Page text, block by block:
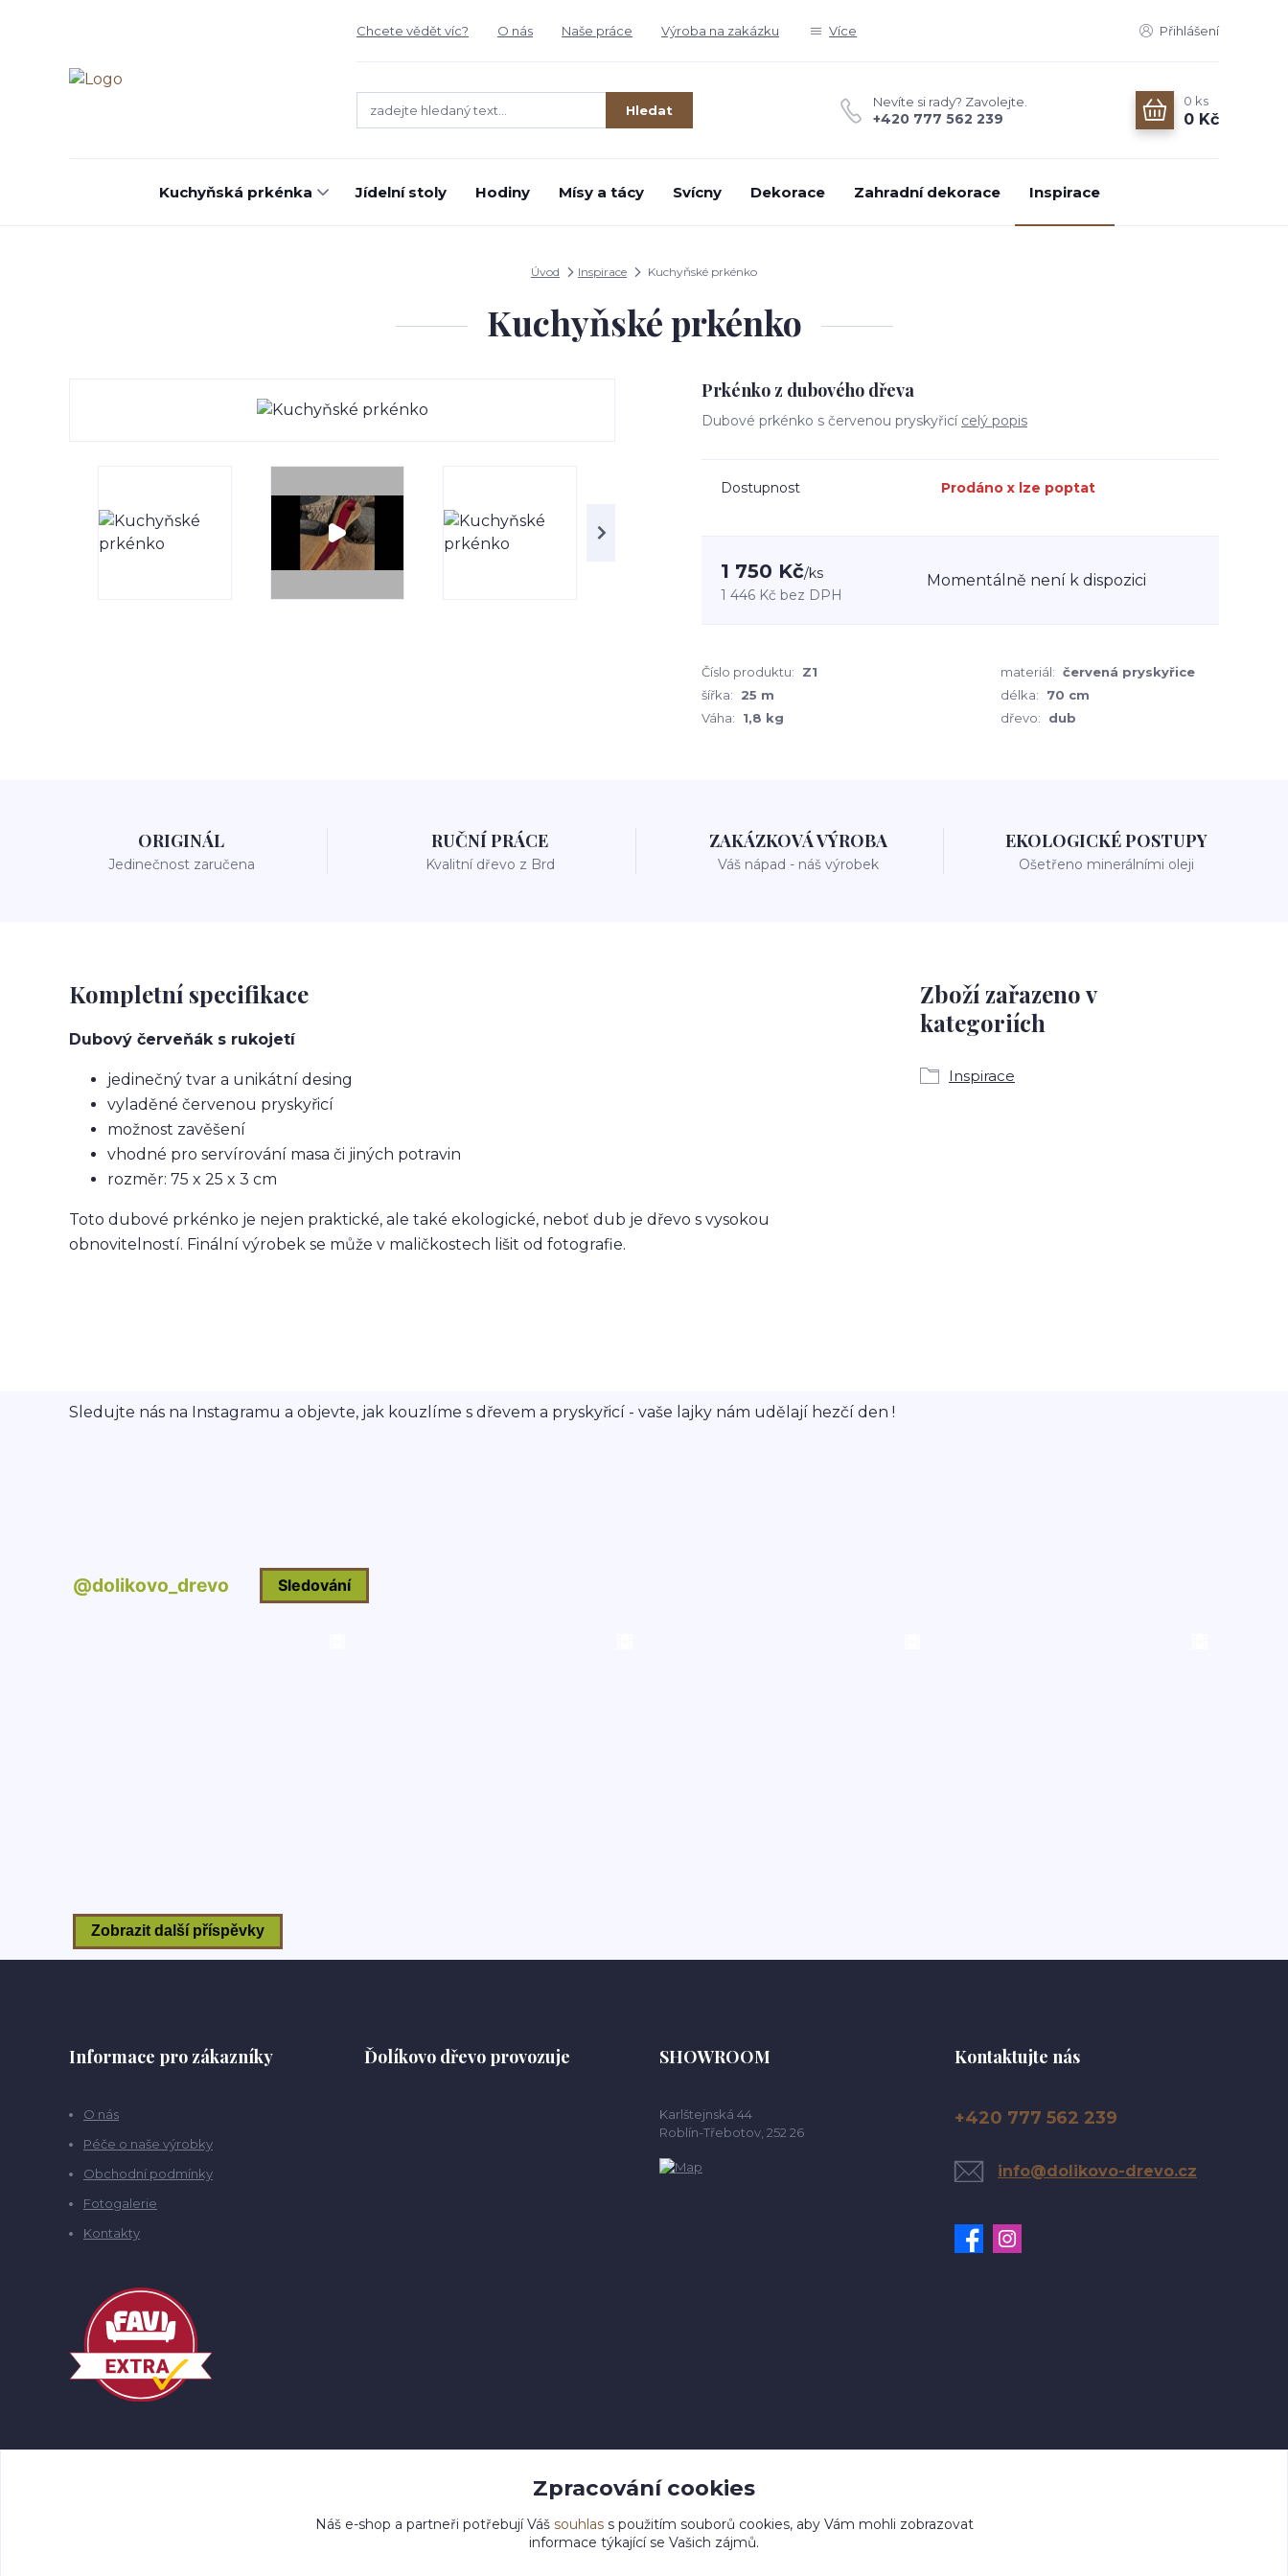
Chcete vědět víc? O nás Naše práce Výroba na zakázku Více Přihlášení
Hledat
Nevíte si rady? Zavolejte.
+420 777 562 239
0 ks
0 Kč
Kuchyňská prkénka Jídelní stoly Hodiny Mísy a tácy Svícny Dekorace Zahradní dekorace Inspirace
Úvod Inspirace Kuchyňské prkénko
Kuchyňské prkénko
Prkénko z dubového dřeva
Dubové prkénko s červenou pryskyřicí celý popis
Dostupnost Prodáno x lze poptat
1 750 Kč/ks
1 446 Kč bez DPH
Momentálně není k dispozici
Číslo produktu: Z1 materiál: červená pryskyřice
šířka:
25 m délka:
70 cm
Váha:
1,8 kg dřevo: dub
ORIGINÁL
Jedinečnost zaručena
RUČNÍ PRÁCE
Kvalitní dřevo z Brd
ZAKÁZKOVÁ VÝROBA
Váš nápad - náš výrobek
EKOLOGICKÉ POSTUPY
Ošetřeno minerálními oleji
Kompletní specifikace
Dubový červeňák s rukojetí
jedinečný tvar a unikátní desing
vyladěné červenou pryskyřicí
možnost zavěšení
vhodné pro servírování masa či jiných potravin
rozměr: 75 x 25 x 3 cm
Toto dubové prkénko je nejen praktické, ale také ekologické, neboť dub je dřevo s vysokou
obnovitelností. Finální výrobek se může v maličkostech lišit od fotografie.
Zboží zařazeno v
kategoriích
Inspirace
Sledujte nás na Instagramu a objevte, jak kouzlíme s dřevem a pryskyřicí - vaše lajky nám udělají hezčí den !
Informace pro zákazníky
O nás
Péče o naše výrobky
Obchodní podmínky
Fotogalerie
Kontakty
Ďolíkovo dřevo provozuje SHOWROOM
Karlštejnská 44
Roblín-Třebotov, 252 26
Kontaktujte nás
+420 777 562 239
info@dolikovo-drevo.cz
Zpracování cookies
Náš e-shop a partneři potřebují Váš souhlass použitím souborů cookies, aby Vám mohli zobrazovat
informace týkající se Vašich zájmů.